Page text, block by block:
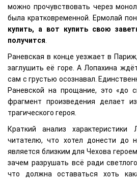
можно прочувствовать через
была кратковременной. Ермолай
купить, а вот купить свою
получится
Раневская в конце уезжает в
заглушить её горе. А Лопахина
сам с грустью осознавал.
Раневской на прощание, это «до
фрагмент произведения делает
трагического героя.
Краткий анализ характеристики
читателю, что хотел донести до
является близким для Чехова
зачем разрушать всё ради
что должна оставаться хоть